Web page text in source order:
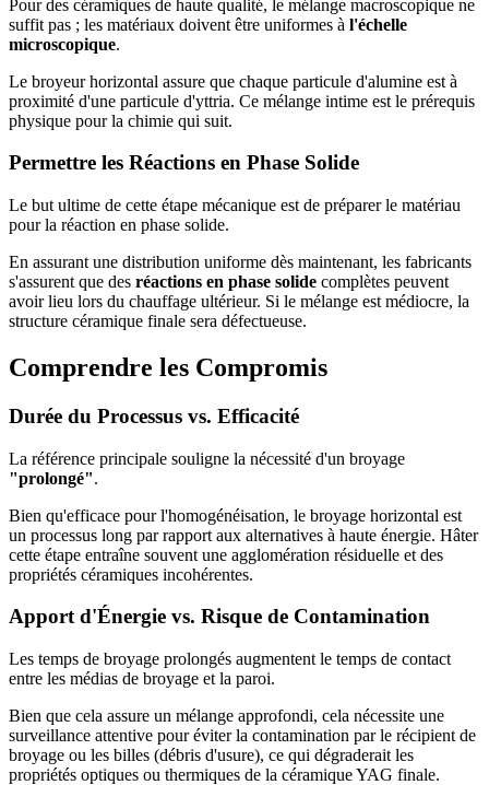
Pour des céramiques de haute qualité, le mélange macroscopique ne
suffit pas ; les matériaux doivent être uniformes à l'échelle
microscopique.
Le broyeur horizontal assure que chaque particule d'alumine est à
proximité d'une particule d'yttria. Ce mélange intime est le prérequis
physique pour la chimie qui suit.
Permettre les Réactions en Phase Solide
Le but ultime de cette étape mécanique est de préparer le matériau
pour la réaction en phase solide.
En assurant une distribution uniforme dès maintenant, les fabricants
s'assurent que des réactions en phase solide complètes peuvent
avoir lieu lors du chauffage ultérieur. Si le mélange est médiocre, la
structure céramique finale sera défectueuse.
Comprendre les Compromis
Durée du Processus vs. Efficacité
La référence principale souligne la nécessité d'un broyage
"prolongé".
Bien qu'efficace pour l'homogénéisation, le broyage horizontal est
un processus long par rapport aux alternatives à haute énergie. Hâter
cette étape entraîne souvent une agglomération résiduelle et des
propriétés céramiques incohérentes.
Apport d'Énergie vs. Risque de Contamination
Les temps de broyage prolongés augmentent le temps de contact
entre les médias de broyage et la paroi.
Bien que cela assure un mélange approfondi, cela nécessite une
surveillance attentive pour éviter la contamination par le récipient de
broyage ou les billes (débris d'usure), ce qui dégraderait les
propriétés optiques ou thermiques de la céramique YAG finale.